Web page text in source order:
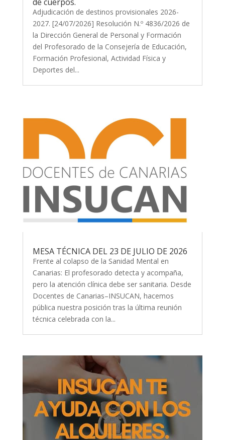
Adjudicación de destinos provisionales 2026-
2027. [24/07/2026] Resolución N.º 4836/2026 de
la Dirección General de Personal y Formación
del Profesorado de la Consejería de Educación,
Formación Profesional, Actividad Física y
Deportes del...
MESA TÉCNICA DEL 23 DE JULIO DE 2026
Frente al colapso de la Sanidad Mental en
Canarias: El profesorado detecta y acompaña,
pero la atención clínica debe ser sanitaria. Desde
Docentes de Canarias–INSUCAN, hacemos
pública nuestra posición tras la última reunión
técnica celebrada con la...